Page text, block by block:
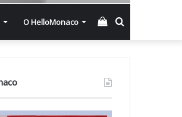
О HelloMonaco Смотреть
корзину